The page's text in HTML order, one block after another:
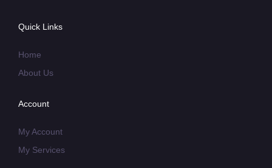
Quick Links
Home
About Us
Account
My Account
My Services